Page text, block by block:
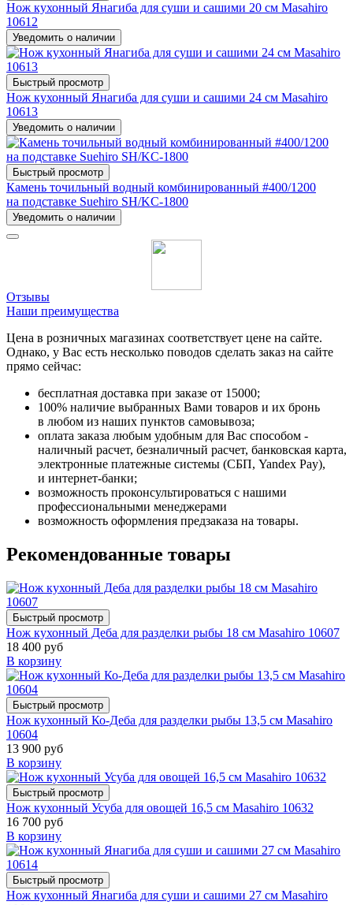
Нож кухонный Янагиба для суши и сашими 20 см Masahiro
10612
Уведомить о наличии
Быстрый просмотр
Нож кухонный Янагиба для суши и сашими 24 см Masahiro
10613
Уведомить о наличии
Быстрый просмотр
Камень точильный водный комбинированный #400/1200
на подставке Suehiro SH/KC-1800
Уведомить о наличии
Отзывы
Наши преимущества
Цена в розничных магазинах соответствует цене на сайте.
Однако, у Вас есть несколько поводов сделать заказ на сайте
прямо сейчас:
бесплатная доставка при заказе от 15000;
100% наличие выбранных Вами товаров и их бронь
в любом из наших пунктов самовывоза;
оплата заказа любым удобным для Вас способом -
наличный расчет, безналичный расчет, банковская карта,
электронные платежные системы (СБП, Yandex Pay),
и интернет-банки;
возможность проконсультироваться с нашими
профессиональными менеджерами
возможность оформления предзаказа на товары.
Рекомендованные товары
Быстрый просмотр
Нож кухонный Деба для разделки рыбы 18 см Masahiro 10607
18 400 руб
В корзину
Быстрый просмотр
Нож кухонный Ко-Деба для разделки рыбы 13,5 см Masahiro
10604
13 900 руб
В корзину
Быстрый просмотр
Нож кухонный Усуба для овощей 16,5 см Masahiro 10632
16 700 руб
В корзину
Быстрый просмотр
Нож кухонный Янагиба для суши и сашими 27 см Masahiro